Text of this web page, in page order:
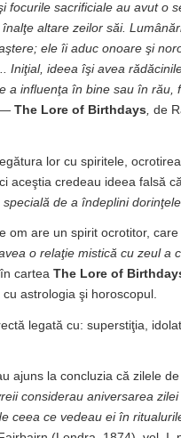
focurile sacrificiale au avut o
altare zeilor săi.
ele îi aduc onoare şi
Iniţial, ideea îşi avea
a influenţa în bine sau în rău,
The Lore of Birthdays, de
lor cu spiritele,
aceştia credeau ideea falsă
de a îndeplini
om are un spirit ocrotitor,
o relaţie mistică cu zeul a
cartea The Lore of
astrologia şi horoscopul.
legată cu: superstiţia,
ajuns la concluzia că zilele
considerau aniversarea
ceea ce vedeau ei în